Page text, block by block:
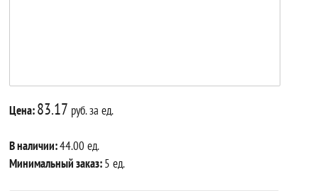
Цена:83.17 руб. за ед.
В наличии:44.00 ед.
Минимальный заказ:5 ед.